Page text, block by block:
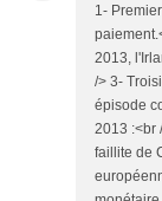
1-
2013,
/> 3-
épisode
2013 :<br
faillite de